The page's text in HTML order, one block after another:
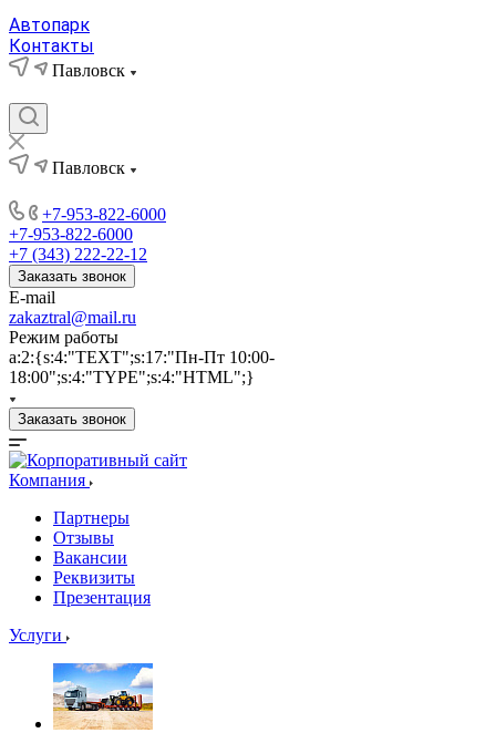
Автопарк
Контакты
Павловск
Павловск
+7-953-822-6000
+7-953-822-6000
+7 (343) 222-22-12
Заказать звонок
E-mail
zakaztral@mail.ru
Режим работы
a:2:{s:4:"TEXT";s:17:"Пн-Пт 10:00-
18:00";s:4:"TYPE";s:4:"HTML";}
Заказать звонок
Компания
Партнеры
Отзывы
Вакансии
Реквизиты
Презентация
Услуги